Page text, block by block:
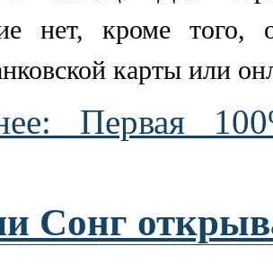
нет, кроме того,
карты или
Первая
Сонг